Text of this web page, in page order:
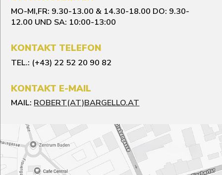
MO-MI,FR: 9.30-13.00 & 14.30-18.00 DO: 9.30-
12.00 UND SA: 10:00-13:00
KONTAKT TELEFON
TEL.: (+43) 22 52 20 90 82
KONTAKT E-MAIL
MAIL: ROBERT(AT)BARGELLO.AT